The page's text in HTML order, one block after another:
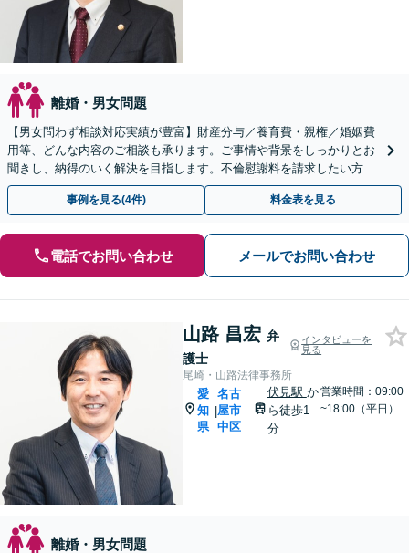
離婚・男女問題
【男女問わず相談対応実績が豊富】財産分与／養育費・親権／婚姻費
用等、どんな内容のご相談も承ります。ご事情や背景をしっかりとお
聞きし、納得のいく解決を目指します。不倫慰謝料を請求したい方／
請求された方どちらの対応も可能です
事例を見る(4件) 料金表を見る
電話でお問い合わせ メールでお問い合わせ
山路 昌宏 弁
護士
インタビューを
見る
尾崎・山路法律事務所
愛
知
県
|
名古
屋市
中区
伏見駅 か
ら徒歩1
分
営業時間：09:00
~18:00（平日）
離婚・男女問題